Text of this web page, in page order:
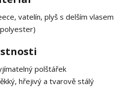
vatelín, plyš s delším vlasem
polštářek
hřejivý a tvarově stálý